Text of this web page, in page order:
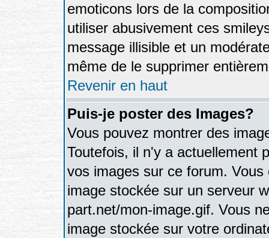
emoticons lors de la
utiliser abusivement ces
message illisible et un
même de le supprimer
Revenir en haut
Puis-je poster des Images?
Vous pouvez montrer des
Toutefois, il n'y a actuellement
vos images sur ce forum.
image stockée sur un serveur
part.net/mon-image.gif. Vous
image stockée sur votre